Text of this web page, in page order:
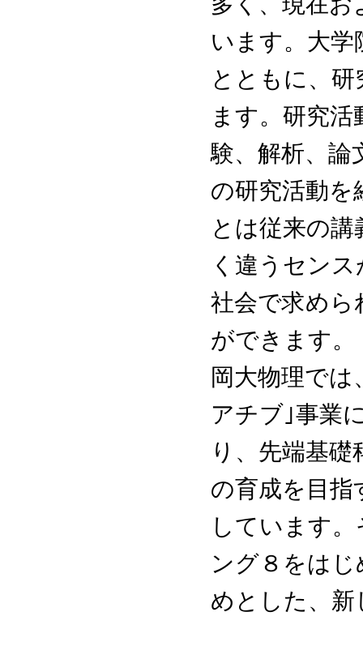
います。大
とともに、
ます。研究
験、解析、論
の研究活動
とは従来の
く違うセン
社会で求めら
ができます。
岡大物理で
アチブ｣事業
り、先端基
の育成を目指
しています
ング８をは
めとした、新